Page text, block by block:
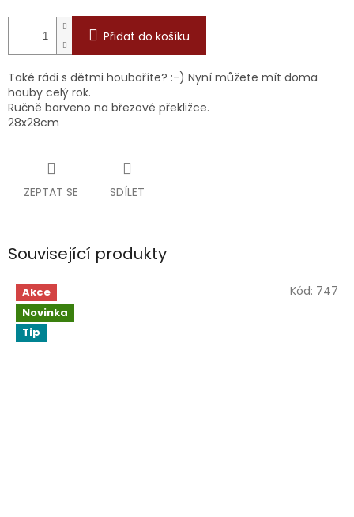
Přidat do košíku
Také rádi s dětmi houbaříte? :-) Nyní můžete mít doma
houby celý rok.
Ručně barveno na březové překližce.
28x28cm
ZEPTAT SE SDÍLET
Související produkty
Akce
Novinka
Tip
Kód: 747